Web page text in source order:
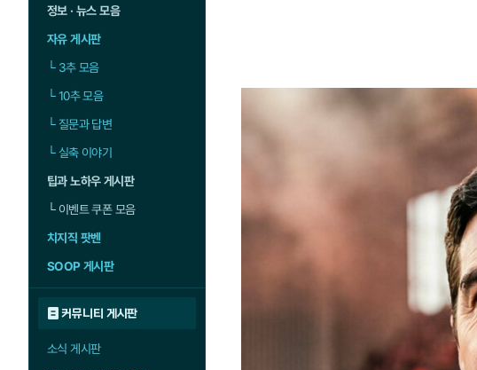
정보 · 뉴스 모음
자유 게시판
└3추 모음
└10추 모음
└질문과 답변
└실축 이야기
팁과 노하우 게시판
└이벤트 쿠폰 모음
치지직 팟벤
SOOP 게시판
커뮤니티 게시판
소식 게시판